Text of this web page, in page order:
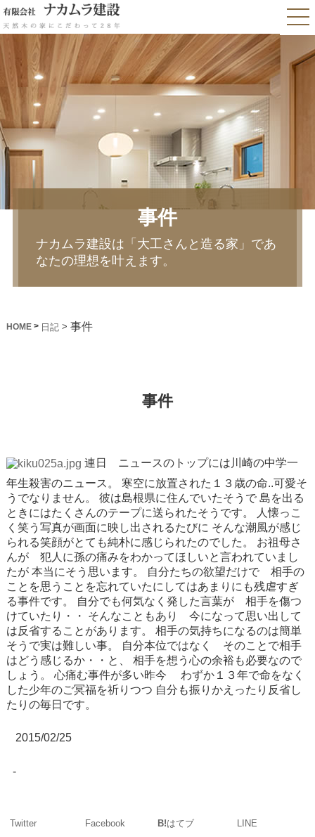
事件
ナカムラ建設は「大工さんと造る家」であ
なたの理想を叶えます。
HOME> 日記 > 事件
事件
連日 ニュースのトップには川崎の中学一
年生殺害のニュース。
寒空に放置された１３歳の命..可愛そ
うでなりません。
彼は島根県に住んでいたそうで島を出る
ときにはたくさんのテープに送られたそうです。
人懐っこ
く笑う写真が画面に映し出されるたびに そんな潮風が感じ
られる笑顔がとても純朴に感じられたのでした。
お祖母さ
んが 犯人に孫の痛みをわかってほしいと言われていまし
たが本当にそう思います。
自分たちの欲望だけで 相手の
ことを思うことを忘れていたにしてはあまりにも残虐すぎ
る事件です。
自分でも何気なく発した言葉が 相手を傷つ
けていたり・・
そんなこともあり 今になって思い出して
は反省することがあります。
相手の気持ちになるのは簡単
そうで実は難しい事。
自分本位ではなく そのことで相手
はどう感じるか・・と、
相手を想う心の余裕も必要なので
しょう。
心痛む事件が多い昨今
わずか１３年で命をなく
した少年のご冥福を祈りつつ 自分も振りかえったり反省し
たりの毎日です。
2015/02/25
-
Twitter Facebook B!はてブ LINE